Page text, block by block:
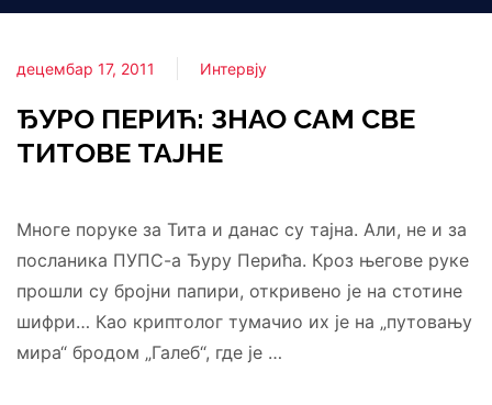
децембар 17, 2011 Интервју
ЂУРО ПЕРИЋ: ЗНАО САМ СВЕ
ТИТОВЕ ТАЈНЕ
Многе поруке за Тита и данас су тајна. Али, не и за
посланика ПУПС-а Ђуру Перића. Кроз његове руке
прошли су бројни папири, откривено је на стотине
шифри… Као криптолог тумачио их је на „путовању
мира“ бродом „Галеб“, где је …